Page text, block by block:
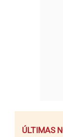
ÚLTIMAS